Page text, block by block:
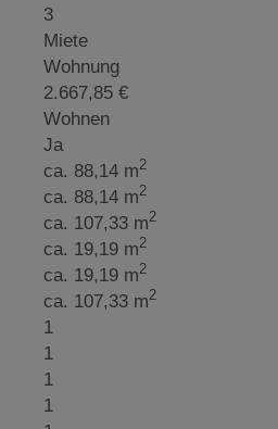
3
Miete
Wohnung
2.667,85 €
Wohnen
Ja
ca. 88,14 m2
ca. 88,14 m2
ca. 107,33 m2
ca. 19,19 m2
ca. 19,19 m2
ca. 107,33 m2
1
1
1
1